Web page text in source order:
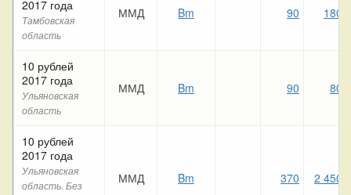
2017 года
Тамбовская
область
ММД Bm 90 180
10 рублей
2017 года
Ульяновская
область
ММД Bm 90 80
10 рублей
2017 года
Ульяновская
область. Без
ММД Bm 370 2 450